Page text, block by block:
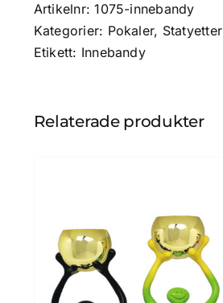
Artikelnr:1075-innebandy
Kategorier: Pokaler, Statyetter
Etikett: Innebandy
Relaterade produkter